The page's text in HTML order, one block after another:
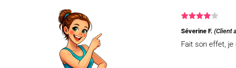
sur 5
Séverine F. (Client
Fait son effet,